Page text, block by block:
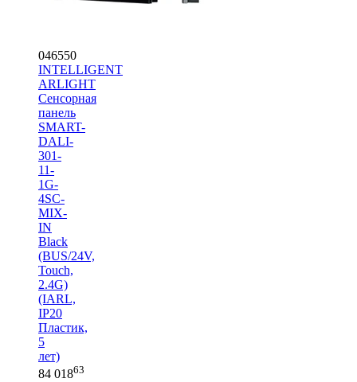
046550
INTELLIGENT
ARLIGHT
Сенсорная
панель
SMART-
DALI-
301-
11-
1G-
4SC-
MIX-
IN
Black
(BUS/24V,
Touch,
2.4G)
(IARL,
IP20
Пластик,
5
лет)
84 01863